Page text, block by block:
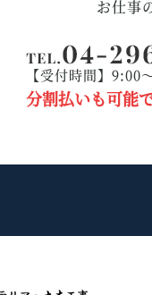
お仕事
【受付時間】9:00
分割払いも可能